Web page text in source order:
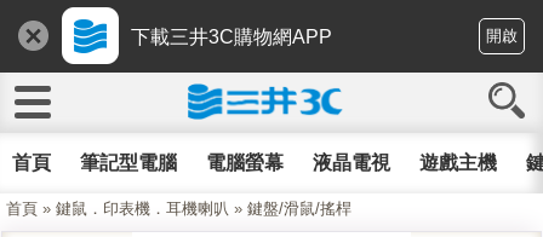
下載三井3C購物網APP 開啟
首頁 筆記型電腦 電腦螢幕 液晶電視 遊戲主機
首頁 » 鍵鼠．印表機．耳機喇叭 » 鍵盤/滑鼠/搖桿